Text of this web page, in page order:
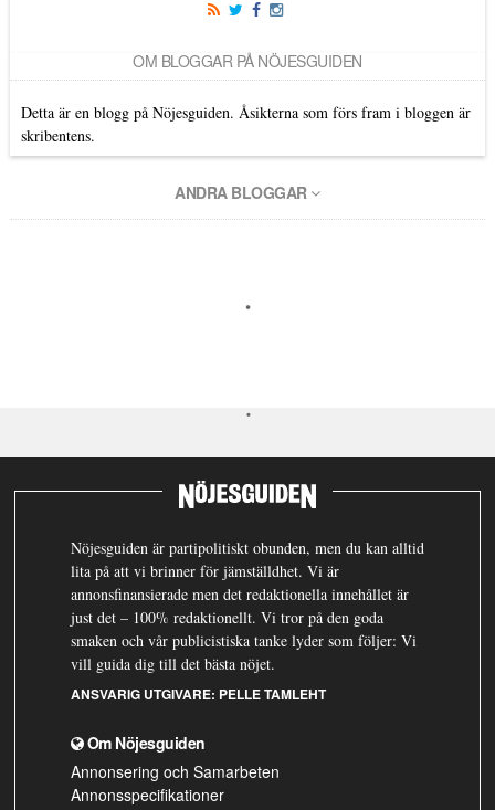
OM BLOGGAR PÅ NÖJESGUIDEN
Detta är en blogg på Nöjesguiden. Åsikterna som förs fram i bloggen är
skribentens.
ANDRA BLOGGAR
Nöjesguiden är partipolitiskt obunden, men du kan alltid
lita på att vi brinner för jämställdhet. Vi är
annonsfinansierade men det redaktionella innehållet är
just det – 100% redaktionellt. Vi tror på den goda
smaken och vår publicistiska tanke lyder som följer: Vi
vill guida dig till det bästa nöjet.
ANSVARIG UTGIVARE: PELLE TAMLEHT
Om Nöjesguiden
Annonsering och Samarbeten
Annonsspecifikationer